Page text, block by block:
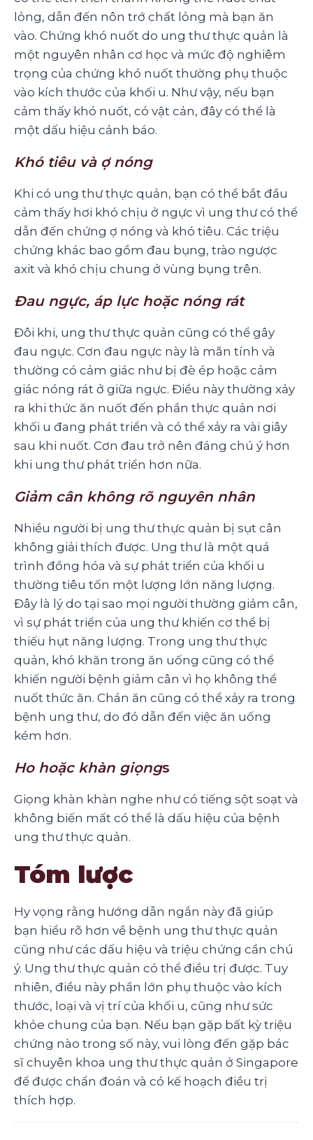
lỏng, dẫn đến nôn trớ chất lỏng mà bạn ăn
vào. Chứng khó nuốt do ung thư thực quản là
một nguyên nhân cơ học và mức độ nghiêm
trọng của chứng khó nuốt thường phụ thuộc
vào kích thước của khối u. Như vậy, nếu bạn
cảm thấy khó nuốt, có vật cản, đây có thể là
một dấu hiệu cảnh báo.
Khó tiêu và ợ nóng
Khi có ung thư thực quản, bạn có thể bắt đầu
cảm thấy hơi khó chịu ở ngực vì ung thư có thể
dẫn đến chứng ợ nóng và khó tiêu. Các triệu
chứng khác bao gồm đau bụng, trào ngược
axit và khó chịu chung ở vùng bụng trên.
Đau ngực, áp lực hoặc nóng rát
Đôi khi, ung thư thực quản cũng có thể gây
đau ngực. Cơn đau ngực này là mãn tính và
thường có cảm giác như bị đè ép hoặc cảm
giác nóng rát ở giữa ngực. Điều này thường xảy
ra khi thức ăn nuốt đến phần thực quản nơi
khối u đang phát triển và có thể xảy ra vài giây
sau khi nuốt. Cơn đau trở nên đáng chú ý hơn
khi ung thư phát triển hơn nữa.
Giảm cân không rõ nguyên nhân
Nhiều người bị ung thư thực quản bị sụt cân
không giải thích được. Ung thư là một quá
trình đồng hóa và sự phát triển của khối u
thường tiêu tốn một lượng lớn năng lượng.
Đây là lý do tại sao mọi người thường giảm cân,
vì sự phát triển của ung thư khiến cơ thể bị
thiếu hụt năng lượng. Trong ung thư thực
quản, khó khăn trong ăn uống cũng có thể
khiến người bệnh giảm cân vì họ không thể
nuốt thức ăn. Chán ăn cũng có thể xảy ra trong
bệnh ung thư, do đó dẫn đến việc ăn uống
kém hơn.
Ho hoặc khàn giọngs
Giọng khàn khàn nghe như có tiếng sột soạt và
không biến mất có thể là dấu hiệu của bệnh
ung thư thực quản.
Tóm lược
Hy vọng rằng hướng dẫn ngắn này đã giúp
bạn hiểu rõ hơn về bệnh ung thư thực quản
cũng như các dấu hiệu và triệu chứng cần chú
ý. Ung thư thực quản có thể điều trị được. Tuy
nhiên, điều này phần lớn phụ thuộc vào kích
thước, loại và vị trí của khối u, cũng như sức
khỏe chung của bạn. Nếu bạn gặp bất kỳ triệu
chứng nào trong số này, vui lòng đến gặp bác
sĩ chuyên khoa ung thư thực quản ở Singapore
để được chẩn đoán và có kế hoạch điều trị
thích hợp.